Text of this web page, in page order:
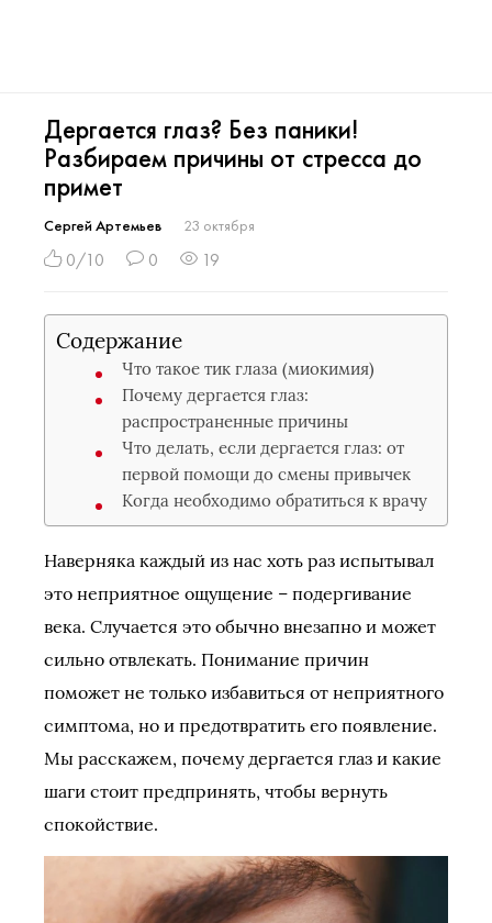
Дергается глаз? Без паники!
Разбираем причины от стресса до
примет
Сергей Артемьев 23 октября
0/10 0 19
Содержание
Что такое тик глаза (миокимия)
Почему дергается глаз:
распространенные причины
Что делать, если дергается глаз: от
первой помощи до смены привычек
Когда необходимо обратиться к врачу
Наверняка каждый из нас хоть раз испытывал
это неприятное ощущение – подергивание
века. Случается это обычно внезапно и может
сильно отвлекать. Понимание причин
поможет не только избавиться от неприятного
симптома, но и предотвратить его появление.
Мы расскажем, почему дергается глаз и какие
шаги стоит предпринять, чтобы вернуть
спокойствие.